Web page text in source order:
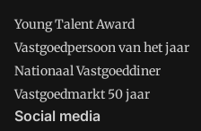
Young Talent Award
Vastgoedpersoon van het jaar
Nationaal Vastgoeddiner
Vastgoedmarkt 50 jaar
Social media